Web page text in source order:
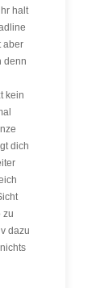
halt
aber
denn
kein
dich
zu
dazu